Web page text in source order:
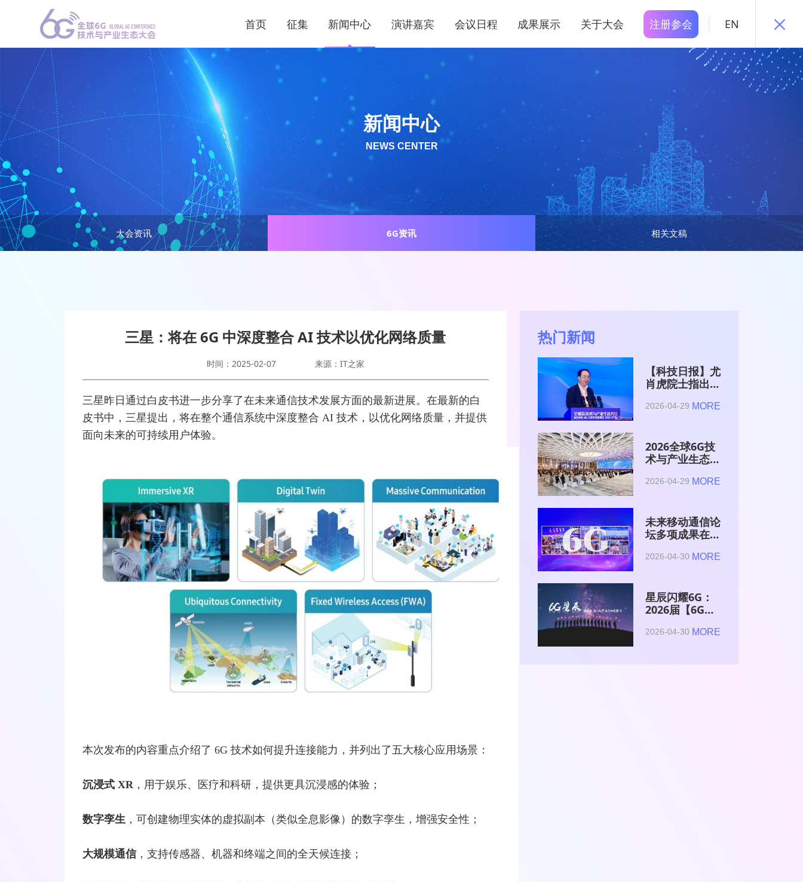
首页 征集 新闻中心 演讲嘉宾 会议日程 成果展示 关于大会 注册参会 EN
大会资讯 6G资讯 相关文稿
新闻中心
NEWS CENTER
三星：将在 6G 中深度整合 AI 技术以优化网络质量
时间：2025-02-07 来源：IT之家
三星昨日通过白皮书进一步分享了在未来通信技术发展方面的最新进展。在最新的白
皮书中，三星提出，将在整个通信系统中深度整合 AI 技术，以优化网络质量，并提供
面向未来的可持续用户体验。
本次发布的内容重点介绍了 6G技术如何提升连接能力，并列出了五大核心应用场景：
沉浸式 XR，用于娱乐、医疗和科研，提供更具沉浸感的体验；
数字孪生，可创建物理实体的虚拟副本（类似全息影像）的数字孪生，增强安全性；
大规模通信，支持传感器、机器和终端之间的全天候连接；
热门新闻
【科技日报】尤
肖虎院士指出
是赋能AI的发
2026-04-29 MORE
2026全球6G技
术与产业生态大
2026-04-29 MORE
未来移动通信论
坛多项成果在
术与产业生态大
2026-04-30 MORE
星辰闪耀6G：
2026届【6G星
与博士获颁证书
2026-04-30 MORE